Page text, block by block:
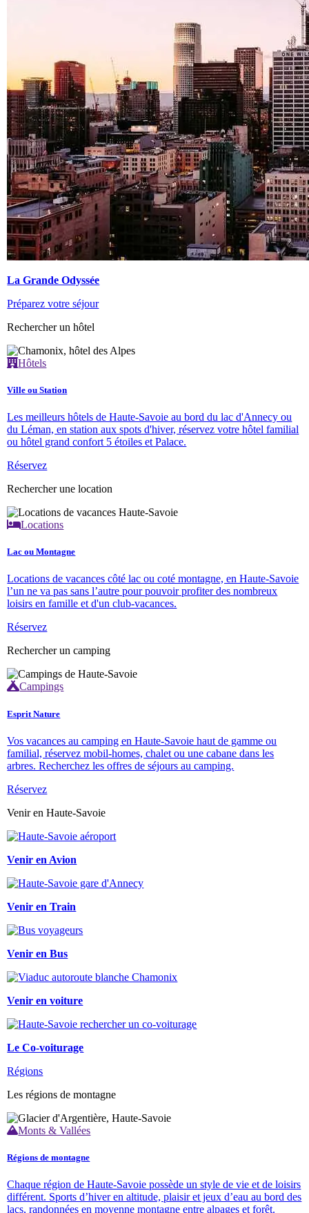
La Grande Odyssée
Préparez votre séjour
Rechercher un hôtel
Hôtels
Ville ou Station
Les meilleurs hôtels de Haute-Savoie au bord du lac d'Annecy ou
du Léman, en station aux spots d'hiver, réservez votre hôtel familial
ou hôtel grand confort 5 étoiles et Palace.
Réservez
Rechercher une location
Locations
Lac ou Montagne
Locations de vacances côté lac ou coté montagne, en Haute-Savoie
l’un ne va pas sans l’autre pour pouvoir profiter des nombreux
loisirs en famille et d'un club-vacances.
Réservez
Rechercher un camping
Campings
Esprit Nature
Vos vacances au camping en Haute-Savoie haut de gamme ou
familial, réservez mobil-homes, chalet ou une cabane dans les
arbres. Recherchez les offres de séjours au camping.
Réservez
Venir en Haute-Savoie
Venir en Avion
Venir en Train
Venir en Bus
Venir en voiture
Le Co-voiturage
Régions
Les régions de montagne
Monts & Vallées
Régions de montagne
Chaque région de Haute-Savoie possède un style de vie et de loisirs
différent. Sports d’hiver en altitude, plaisir et jeux d’eau au bord des
lacs, randonnées en moyenne montagne entre alpages et forêt.